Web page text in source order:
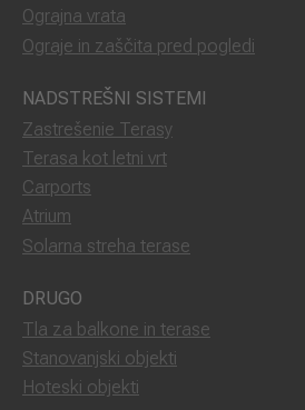
Ograjna vrata
Ograje in zaščita pred pogledi
NADSTREŠNI SISTEMI
Zastrešenie Terasy
Terasa kot letni vrt
Carports
Atrium
Solarna streha terase
DRUGO
Tla za balkone in terase
Stanovanjski objekti
Hoteski objekti